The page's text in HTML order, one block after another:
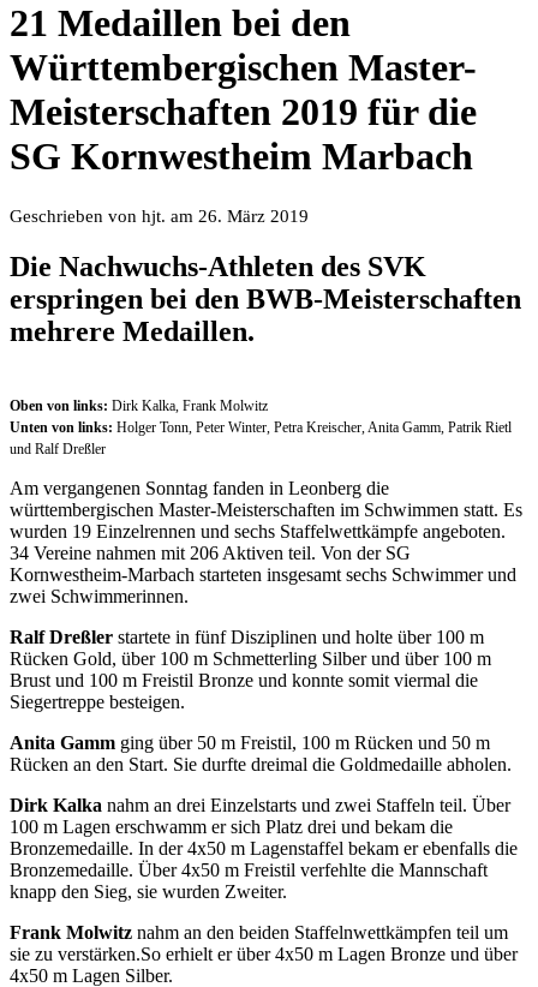
21 Medaillen bei den
Württembergischen Master-
Meisterschaften 2019 für die
SG Kornwestheim Marbach
Geschrieben von hjt. am 26. März 2019
Die Nachwuchs-­Athleten des SVK
erspringen bei den BWB­-Meisterschaften
mehrere Medaillen.
Oben von links: Dirk Kalka, Frank Molwitz
Unten von links: Holger Tonn, Peter Winter, Petra Kreischer, Anita Gamm, Patrik Rietl
und Ralf Dreßler
Am vergangenen Sonntag fanden in Leonberg die
württembergischen Master-Meisterschaften im Schwimmen statt. Es
wurden 19 Einzelrennen und sechs Staffelwettkämpfe angeboten.
34 Vereine nahmen mit 206 Aktiven teil. Von der SG
Kornwestheim-Marbach starteten insgesamt sechs Schwimmer und
zwei Schwimmerinnen.
Ralf Dreßler startete in fünf Disziplinen und holte über 100 m
Rücken Gold, über 100 m Schmetterling Silber und über 100 m
Brust und 100 m Freistil Bronze und konnte somit viermal die
Siegertreppe besteigen.
Anita Gamm ging über 50 m Freistil, 100 m Rücken und 50 m
Rücken an den Start. Sie durfte dreimal die Goldmedaille abholen.
Dirk Kalka nahm an drei Einzelstarts und zwei Staffeln teil. Über
100 m Lagen erschwamm er sich Platz drei und bekam die
Bronzemedaille. In der 4x50 m Lagenstaffel bekam er ebenfalls die
Bronzemedaille. Über 4x50 m Freistil verfehlte die Mannschaft
knapp den Sieg, sie wurden Zweiter.
Frank Molwitz nahm an den beiden Staffelnwettkämpfen teil um
sie zu verstärken.So erhielt er über 4x50 m Lagen Bronze und über
4x50 m Lagen Silber.